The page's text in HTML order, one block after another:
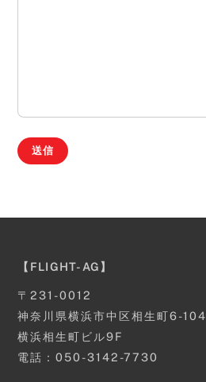
【FLIGHT-AG】
〒231-0012
神奈川県横浜市中区相生町6-104
横浜相生町ビル9F
電話：050-3142-7730